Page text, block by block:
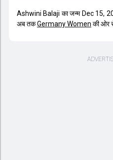
Ashwini Balaji का जन्म Dec 15,
अब तकGermany Women की ओर